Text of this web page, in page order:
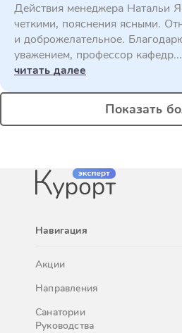
Действия менеджера Натальи
четкими, пояснения ясными.
и доброжелательное.
уважением, профессор кафедр...
читать далее
Показать
Навигация
Акции
Направления
Санатории
Руководства